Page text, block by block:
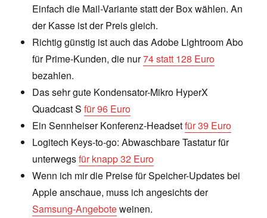
Einfach die Mail-Variante statt der Box wählen. An
der Kasse ist der Preis gleich.
Richtig günstig ist auch das Adobe Lightroom Abo
für Prime-Kunden, die nur74 statt 128 Euro
bezahlen.
Das sehr gute Kondensator-Mikro HyperX
Quadcast Sfür 96 Euro
Ein Sennheiser Konferenz-Headsetfür 39 Euro
Logitech Keys-to-go: Abwaschbare Tastatur für
unterwegsfür knapp 32 Euro
Wenn ich mir die Preise für Speicher-Updates bei
Apple anschaue, muss ich angesichts der
Samsung-Angeboteweinen.